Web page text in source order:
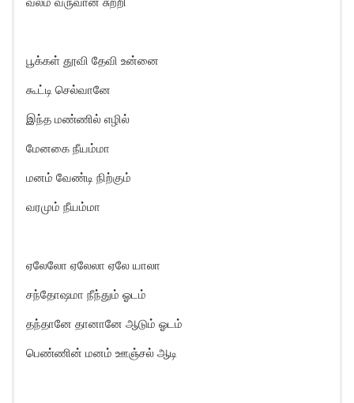
பூக்கள் தூவி தேவி உன்னை
கூட்டி செல்வானே
இந்த மண்ணில் எழில்
மேனகை நீயம்மா
மனம் வேண்டி நிற்கும்
வரமும் நீயம்மா
ஏலேலோ ஏலேலா ஏலே யாலா
சந்தோஷமா நீந்தும் ஓடம்
தந்தானே தானானே ஆடும் ஓடம்
பெண்ணின் மனம் ஊஞ்சல் ஆடி